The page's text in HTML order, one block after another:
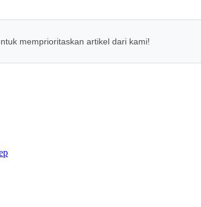
memprioritaskan artikel dari kami!